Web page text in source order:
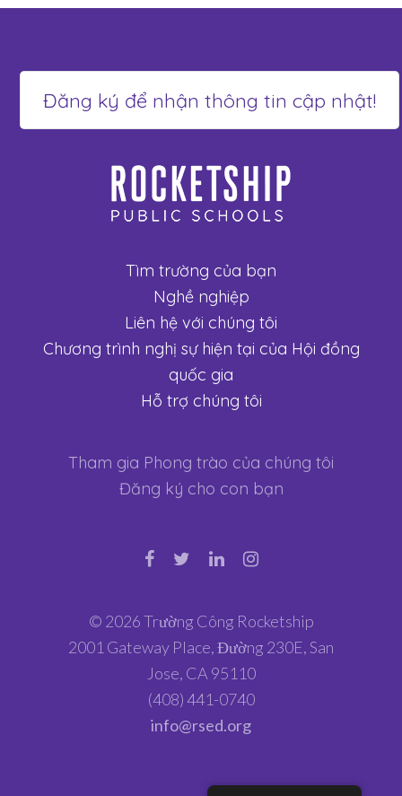
Tìm trường của bạn
Nghề nghiệp
Liên hệ với chúng tôi
Chương trình nghị sự hiện tại của Hội đồng
quốc gia
Hỗ trợ chúng tôi
Tham gia Phong trào của chúng tôi
Đăng ký cho con bạn
© 2026 Trường Công Rocketship
2001 Gateway Place, Đường 230E, San
Jose, CA 95110
(408) 441-0740
info@rsed.org